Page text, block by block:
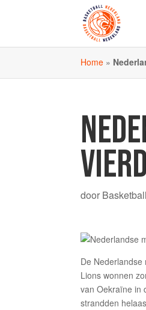
Home »
door
De Nederlandse
Lions wonnen
van Oekraïne in
strandden